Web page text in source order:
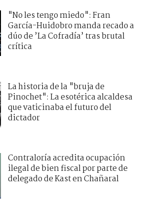
"No les tengo miedo": Fran
García-Huidobro manda recado a
dúo de ’La Cofradía’ tras brutal
crítica
La historia de la "bruja de
Pinochet": La esotérica alcaldesa
que vaticinaba el futuro del
dictador
Contraloría acredita ocupación
ilegal de bien fiscal por parte de
delegado de Kast en Chañaral